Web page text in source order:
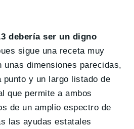
debería ser un digno
sigue una receta muy
unas dimensiones parecidas,
punto y un largo listado de
que permite a ambos
de un amplio espectro de
las ayudas estatales